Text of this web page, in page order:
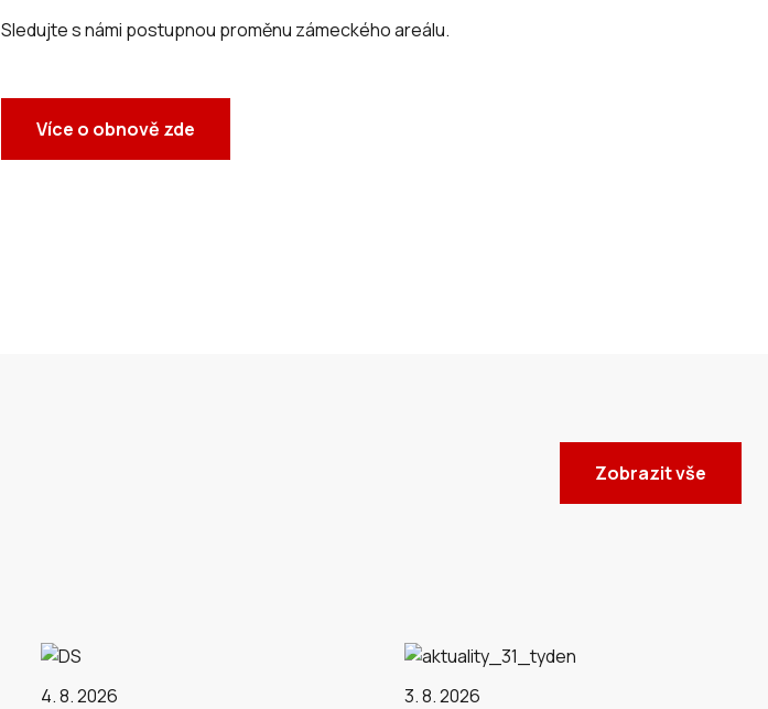
Sledujte s námi postupnou proměnu zámeckého areálu.
Více o obnově zde
Zobrazit vše
4. 8. 2026 3. 8. 2026